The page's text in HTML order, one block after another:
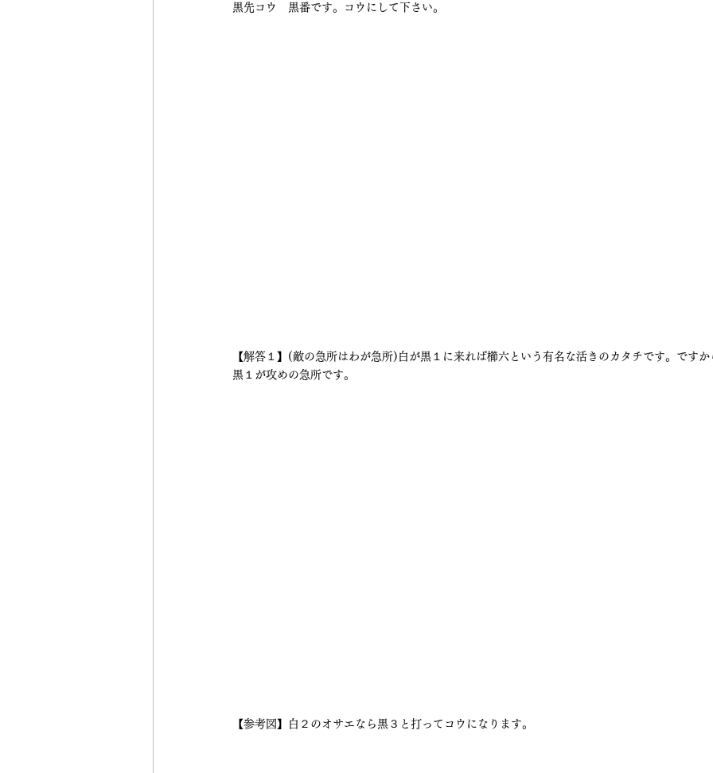
黒先コウ　黒番です。コウにして下さい。
【解答１】(敵の急所はわが急所)白が黒１に来れば櫛六という有名な活きのカタチです。ですか
黒１が攻めの急所です。
【参考図】白２のオサエなら黒３と打ってコウになります。